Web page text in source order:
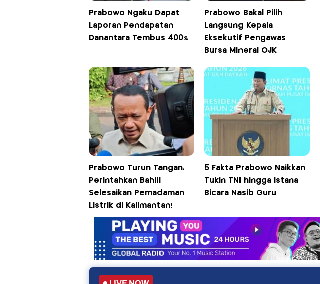
Prabowo Ngaku Dapat
Laporan Pendapatan
Danantara Tembus 400%
Prabowo Bakal Pilih
Langsung Kepala
Eksekutif Pengawas
Bursa Mineral OJK
Prabowo Turun Tangan,
Perintahkan Bahlil
Selesaikan Pemadaman
Listrik di Kalimantan!
5 Fakta Prabowo Naikkan
Tukin TNI hingga Istana
Bicara Nasib Guru